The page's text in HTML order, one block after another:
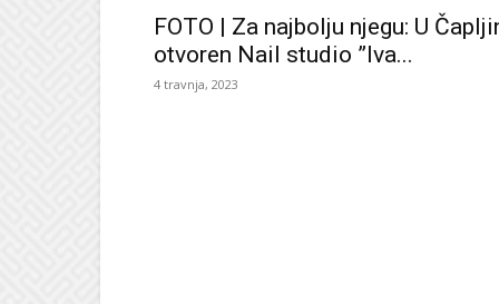
FOTO | Za najbolju njegu: U
otvoren Nail studio ”Iva...
4 travnja, 2023